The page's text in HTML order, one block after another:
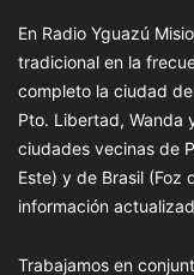
En Radio Yguazú
tradicional en la
completo la ciudad
Pto. Libertad, Wanda
ciudades vecinas de
Este) y de Brasil (Foz
información
Trabajamos en